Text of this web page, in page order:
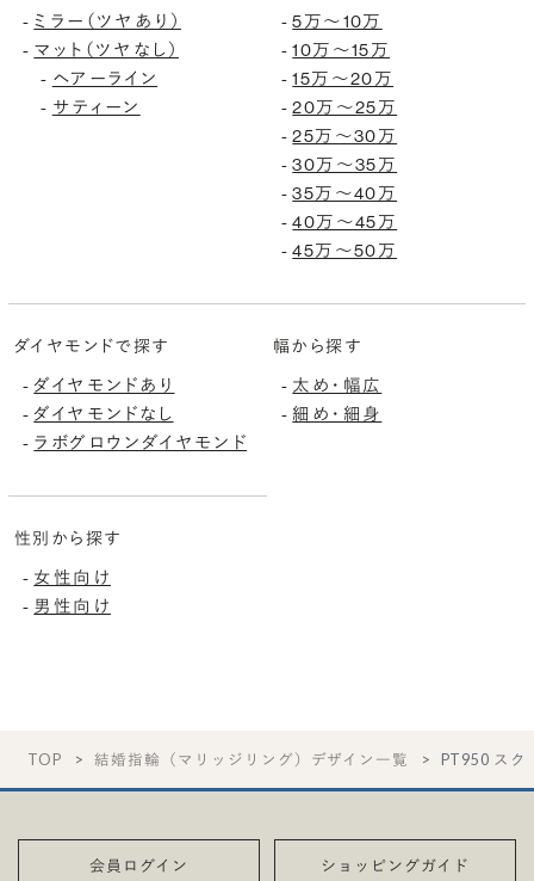
- ミラー（ツヤあり）
- マット（ツヤなし）
- ヘアーライン
- サティーン
-5万〜10万
-10万〜15万
-15万〜20万
-20万〜25万
-25万〜30万
-30万〜35万
-35万〜40万
-40万〜45万
-45万〜50万
ダイヤモンドで探す
-ダイヤモンドあり
-ダイヤモンドなし
- ラボグロウンダイヤモンド
幅から探す
- 太め・幅広
-細め・細身
性別から探す
- 女性向け
- 男性向け
TOP 結婚指輪（マリッジリング）デザイン一覧 PT950 スク
会員ログイン ショッピングガイド